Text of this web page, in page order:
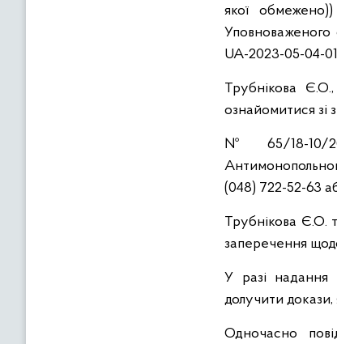
якої
Уповноваженого
UA-2023-05-04-
Трубнікова
ознайомитися зі
№ 65/18-10/
(048) 722-52-63
Трубнікова Є.О.
заперечення
У разі надання
долучити докази,
Одночасно